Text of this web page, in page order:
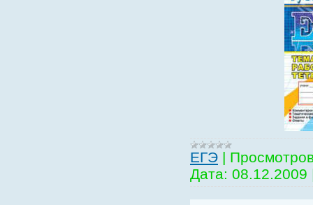
EГЭ |
Дата: 08.12.2009